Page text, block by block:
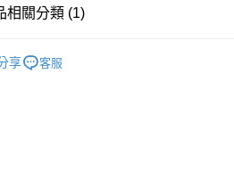
付
相關分類 (1)
享
客服